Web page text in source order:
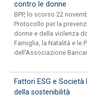
contro le donne
BPP, lo scorso 22
Protocollo per la
donne e della violenza
Famiglia, la Natalità e le
dell'Associazione
Fattori ESG e
della sostenibilità